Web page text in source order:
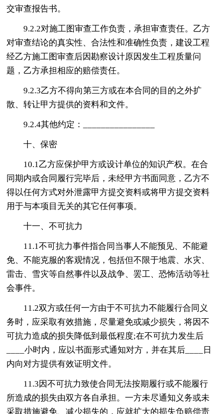
交审查报告书。
9.2.2对施工图审查工作负责，承担审查责任。乙方
对审查结论的真实性、合法性和准确性负责，建设工程
经乙方施工图审查后因勘察设计原因发生工程质量问
题，乙方承担相应的赔偿责任。
9.2.3乙方不得向第三方或在本合同的目的之外扩
散、转让甲方提供的资料和文件。
9.2.4其他约定：________________
十、保密
10.1乙方应保护甲方或设计单位的知识产权。在合
同期内或合同履行完毕后，未经甲方书面同意，乙方不
得以任何方式对外泄露甲方提交资料或将甲方提交资料
用于与本项目无关的其它任何事项。
十一、不可抗力
11.1不可抗力事件指合同当事人不能预见、不能避
免、不能克服的客观情况，包括但不限于地震、水灾、
雷击、雪灾等自然事件以及战争、罢工、恐怖活动等社
会事件。
11.2双方或任何一方由于不可抗力不能履行合同义
务时，应采取有效措施，尽量避免或减少损失，将因不
可抗力造成的损失降低到最低程度;在不可抗力发生后
____小时内，应以书面形式通知对方，并在其后____日
内向对方提供有效证明文件。
11.3因不可抗力致使合同无法按期履行或不能履行
所造成的损失由双方各自承担。一方未尽通知义务或未
采取措施避免、减少损失的，应就扩大的损失负赔偿责